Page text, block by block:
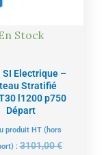
Stock
SI Electrique –
Stratifié
l1200 p750
Départ
produit HT (hors
:3101,00€